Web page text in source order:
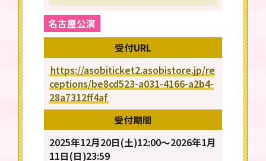
名古屋公演
受付URL
https://asobiticket2.asobistore.jp/re
ceptions/be8cd523-a031-4166-a2b4-
28a7312ff4af
受付期間
2025年12月20日(土)12:00～2026年1月
11日(日)23:59